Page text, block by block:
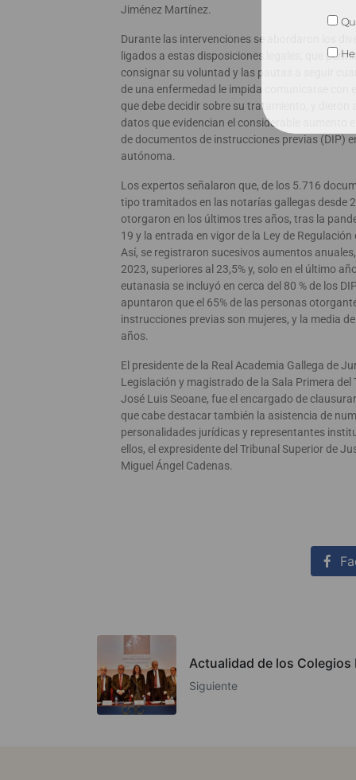
Jiménez Martínez.
Durante las intervenciones se abordaron los
ligados a estas disposiciones legales, que
consignar su voluntad y las pautas a seguir
de una enfermedad le impida comunicarse con
que debe decidir sobre su tratamiento, y dieron
datos que evidencian el considerable aumento
de documentos de instrucciones previas (DIP)
autónoma.
Los expertos señalaron que, de los 5.716
tipo tramitados en las notarías gallegas desde
otorgaron en los últimos tres años, tras la
19 y la entrada en vigor de la Ley de Regulación
Así, se registraron sucesivos aumentos
2023, superiores al 23,5% y, solo en el último
eutanasia se incluyó en cerca del 80 % de los
apuntaron que el 65% de las personas
instrucciones previas son mujeres, y la media
años.
El presidente de la Real Academia Gallega de
Legislación y magistrado de la Sala Primera del
José Luis Seoane, fue el encargado de
que cabe destacar también la asistencia de
personalidades jurídicas y representantes
ellos, el expresidente del Tribunal Superior de
Miguel Ángel Cadenas.
Actualidad de los
Siguiente